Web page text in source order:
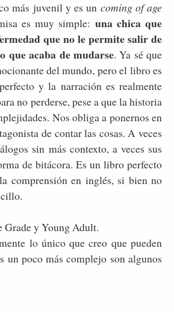
más juvenil y es un coming of age
es muy simple: una chica que
que no le permite salir de
que acaba de mudarse. Ya sé que
del mundo, pero el libro es
y la narración es realmente
no perderse, pese a que la historia
Nos obliga a ponernos en
de contar las cosas. A veces
sin más contexto, a veces sus
de bitácora. Es un libro perfecto
comprensión en inglés, si bien no
Grade y Young Adult.
lo único que creo que pueden
un poco más complejo son algunos